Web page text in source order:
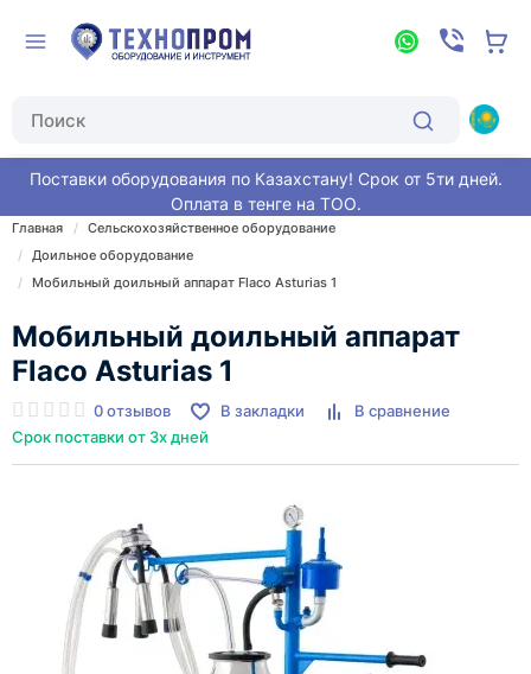
Поставки оборудования по Казахстану! Срок от 5ти дней.
Оплата в тенге на ТОО.
Главная
Сельскохозяйственное оборудование
Доильное оборудование
Мобильный доильный аппарат Flaco Asturias 1
Мобильный доильный аппарат
Flaco Asturias 1
0 отзывов В закладки
В сравнение
Срок поставки от 3х дней